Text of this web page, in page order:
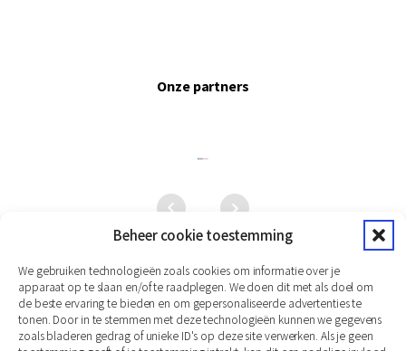
Beheer cookie toestemming
We gebruiken technologieën zoals cookies om informatie over je
apparaat op te slaan en/of te raadplegen. We doen dit met als doel om
de beste ervaring te bieden en om gepersonaliseerde advertenties te
tonen. Door in te stemmen met deze technologieën kunnen we gegevens
zoals bladeren gedrag of unieke ID's op deze site verwerken. Als je geen
Onze partners